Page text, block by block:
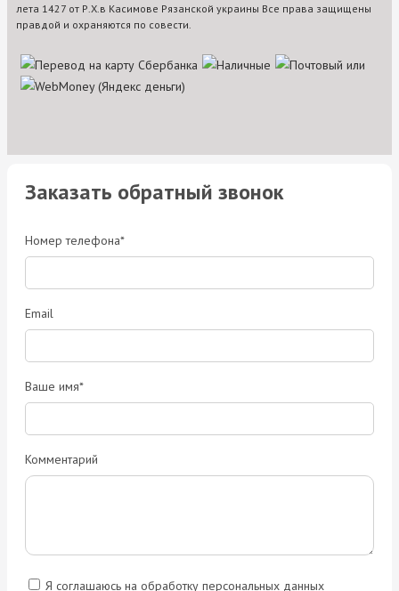
лета 1427 от Р.Х.в Касимове Рязанской украины Все права защищены
правдой и охраняются по совести.
Заказать обратный звонок
Номер телефона*
Email
Ваше имя*
Комментарий
Я соглашаюсь на обработку персональных данных